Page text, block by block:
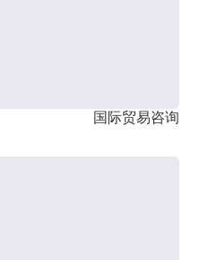
国际贸易咨询